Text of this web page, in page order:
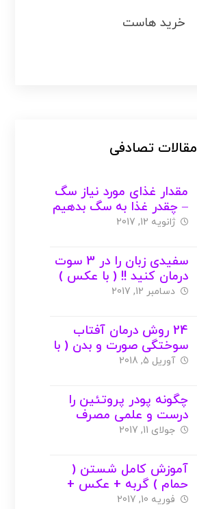
خرید هاست
مقالات تصادفی
مقدار غذای مورد نیاز سگ
– چقدر غذا به سگ بدهیم
؟ ژانویه 12, 2017
سفیدی زبان را در 3 سوت
درمان کنید !! ( با عکس )
دسامبر 12, 2017
24 روش درمان آفتاب
سوختگی صورت و بدن ( با
عکس )
آوریل 5, 2018
چگونه پودر پروتئین را
درست و علمی مصرف
کنیم ؟ ( با عکس )
جولای 11, 2017
آموزش کامل شستن (
حمام ) گربه + عکس +
ویدیو
فوریه 10, 2017